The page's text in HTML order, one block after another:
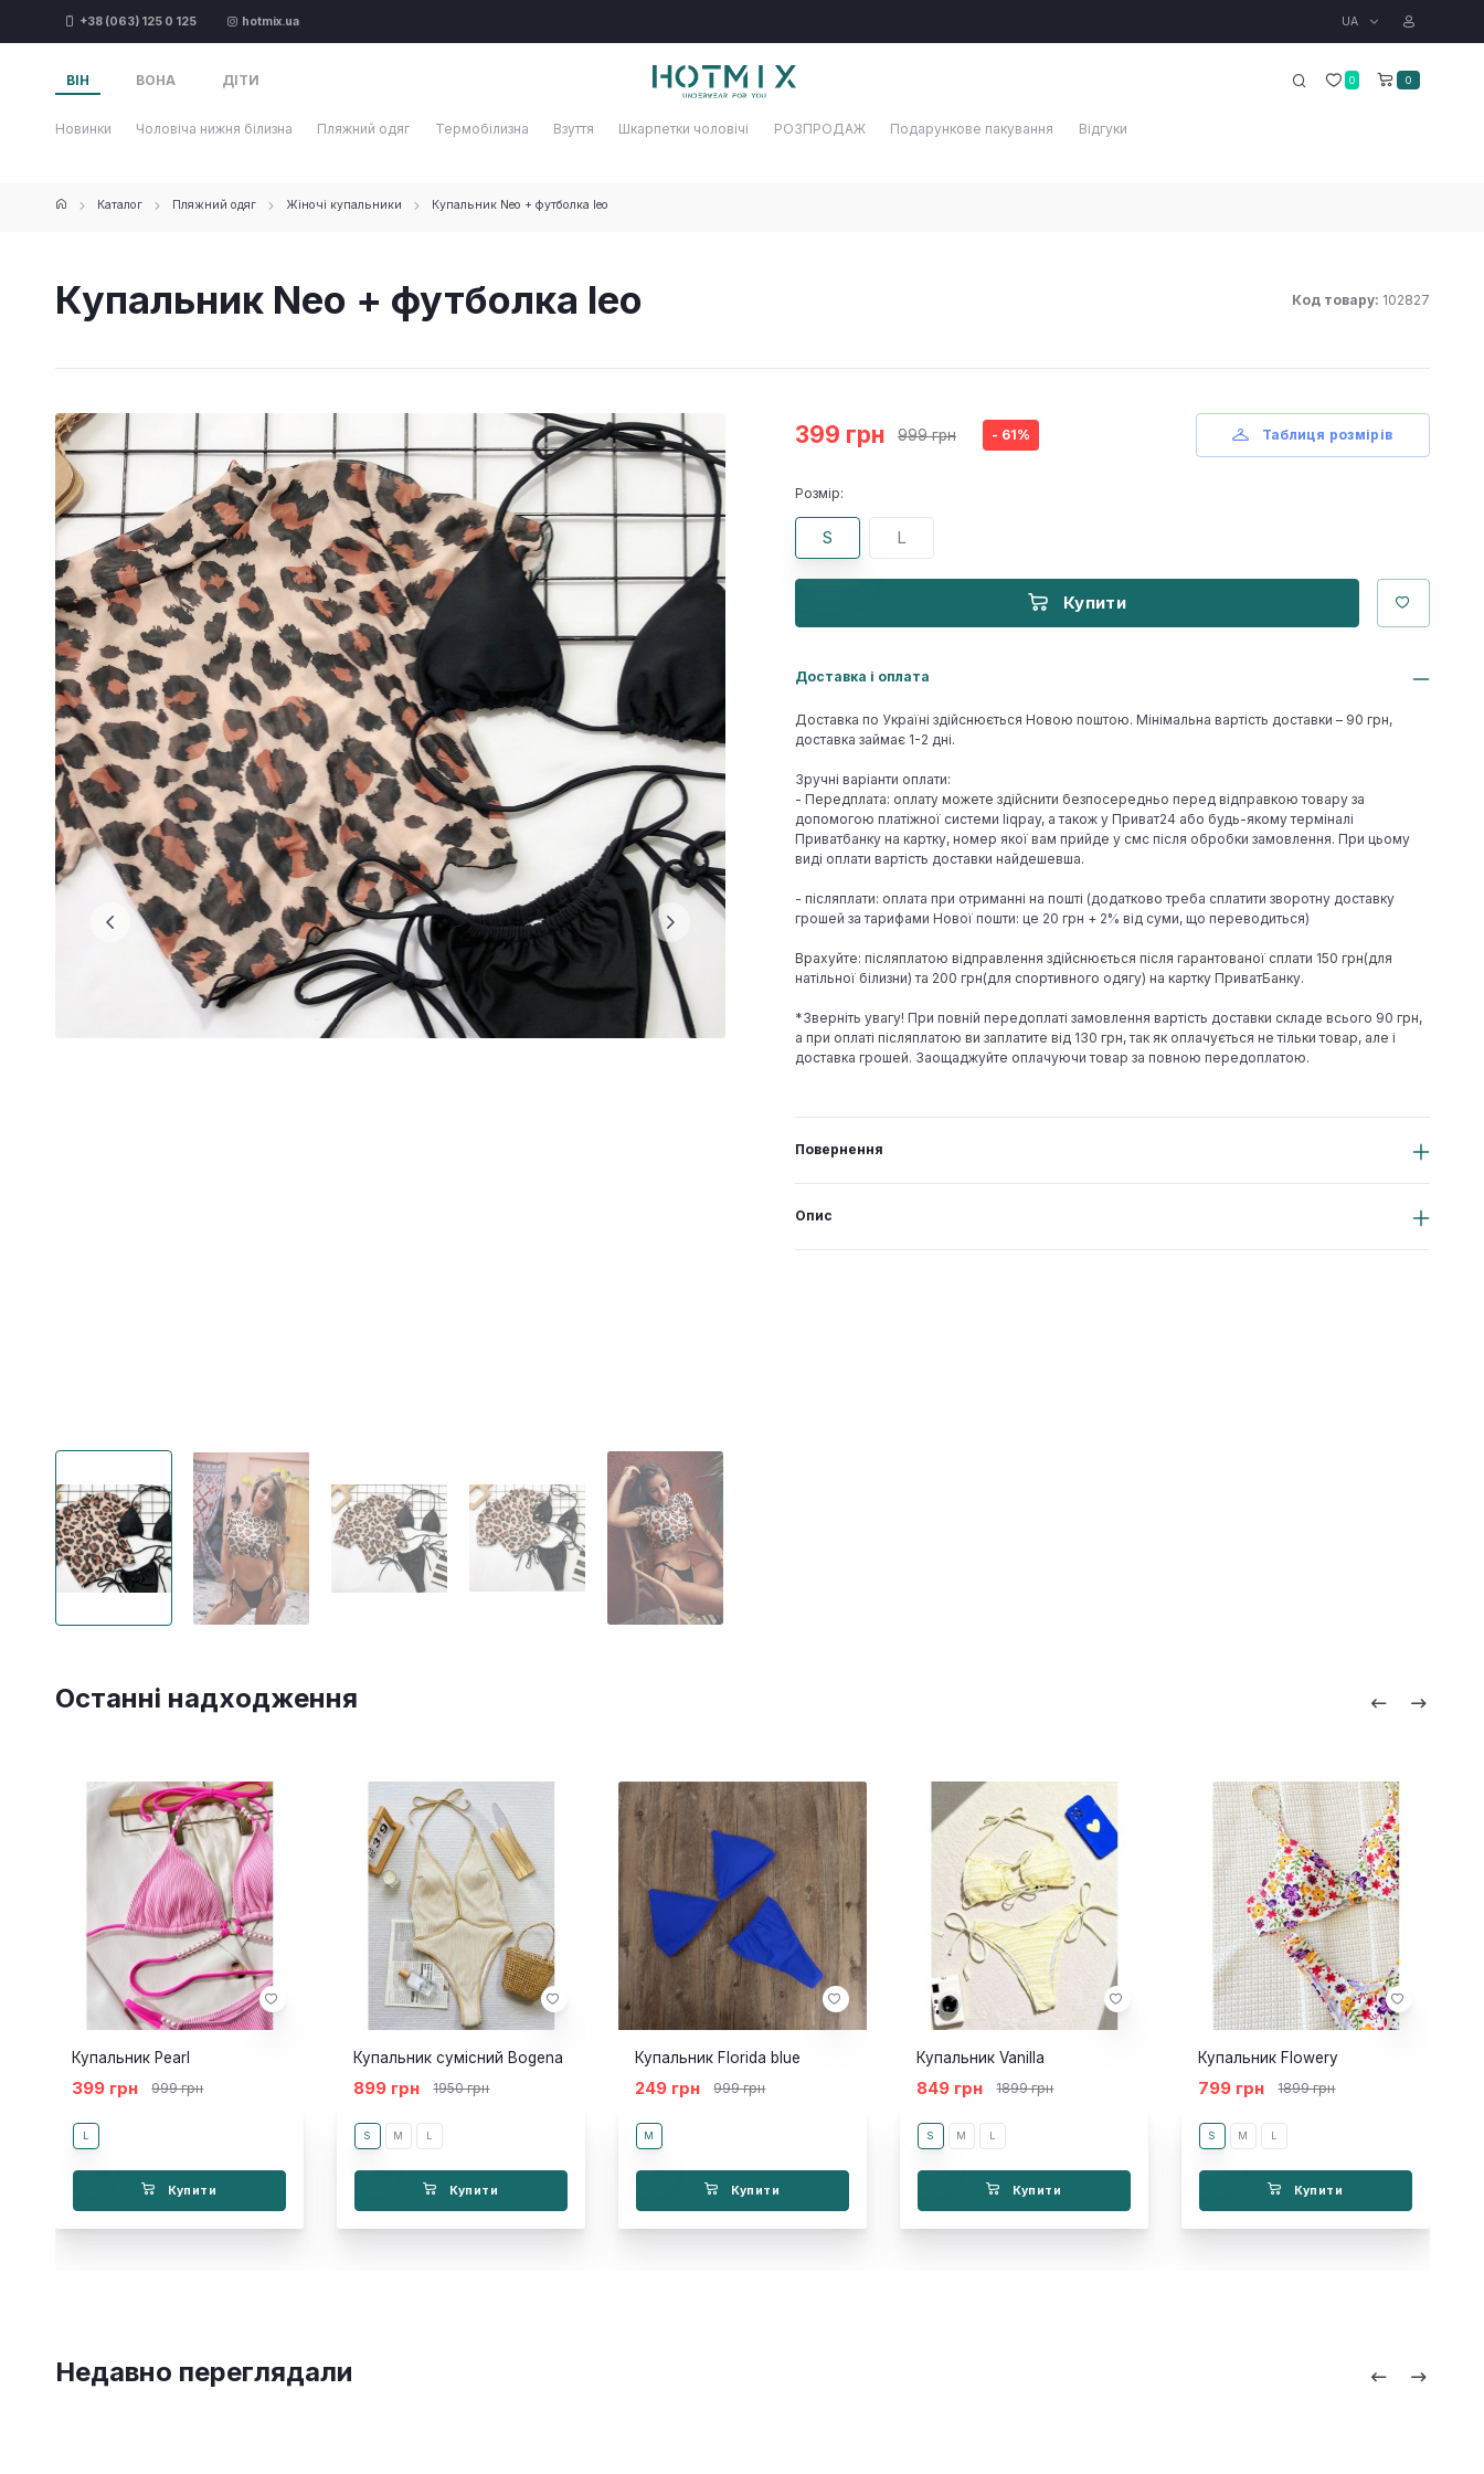
+38 (063) 125 0 125 hotmix.ua UA
ВІН ВОНА ДІТИ 0 0
Новинки Чоловіча нижня білизна Пляжний одяг Термобілизна Взуття Шкарпетки чоловічі РОЗПРОДАЖ Подарункове пакування Відгуки
Каталог Пляжний одяг Жіночі купальники Купальник Neo + футболка leo
Купальник Neo + футболка leo Код товару: 102827
399 грн 999 грн - 61% Таблиця розмірів
Розмір:
S L
Купити
Доставка і оплата
Доставка по Україні здійснюється Новою поштою. Мінімальна вартість доставки – 90 грн,
доставка займає 1-2 дні.
Зручні варіанти оплати:
- Передплата: оплату можете здійснити безпосередньо перед відправкою товару за
допомогою платіжної системи liqpay, а також у Приват24 або будь-якому терміналі
Приватбанку на картку, номер якої вам прийде у смс після обробки замовлення. При цьому
виді оплати вартість доставки найдешевша.
- післяплати: оплата при отриманні на пошті (додатково треба сплатити зворотну доставку
грошей за тарифами Нової пошти: це 20 грн + 2% від суми, що переводиться)
Врахуйте: післяплатою відправлення здійснюється після гарантованої сплати 150 грн(для
натільної білизни) та 200 грн(для спортивного одягу) на картку ПриватБанку.
*Зверніть увагу! При повній передоплаті замовлення вартість доставки складе всього 90 грн,
а при оплаті післяплатою ви заплатите від 130 грн, так як оплачується не тільки товар, але і
доставка грошей. Заощаджуйте оплачуючи товар за повною передоплатою.
Повернення
Опис
Останні надходження
Купальник Pearl
399 грн 999 грн
L
Купити
Купальник сумісний Bogena
899 грн 1950 грн
S M L
Купити
Купальник Florida blue
249 грн 999 грн
M
Купити
Купальник Vanilla
849 грн 1899 грн
S M L
Купити
Купальник Flowery
799 грн 1899 грн
S M L
Купити
Недавно переглядали